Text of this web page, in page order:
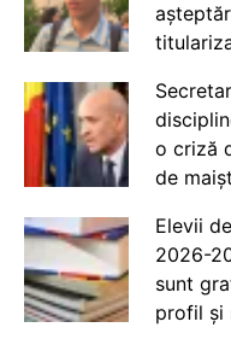
o criză
de
Elevii
2026-
sunt
profil și